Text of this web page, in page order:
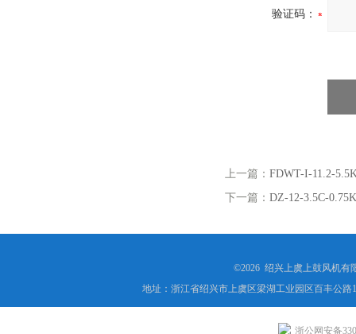
验证码：
上一篇： FDWT-I-11.2-
下一篇： DZ-12-3.5C-
©2026 绍兴上虞上鼓风机有
地址：浙江省绍兴市上虞区梁湖工业园区百丰公路
浙公网安备